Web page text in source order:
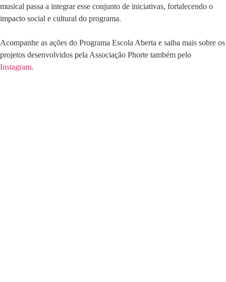
musical passa a integrar esse conjunto de iniciativas, fortalecendo o
impacto social e cultural do programa.
Acompanhe as ações do Programa Escola Aberta e saiba mais sobre os
projetos desenvolvidos pela Associação Phorte também pelo
Instagram.